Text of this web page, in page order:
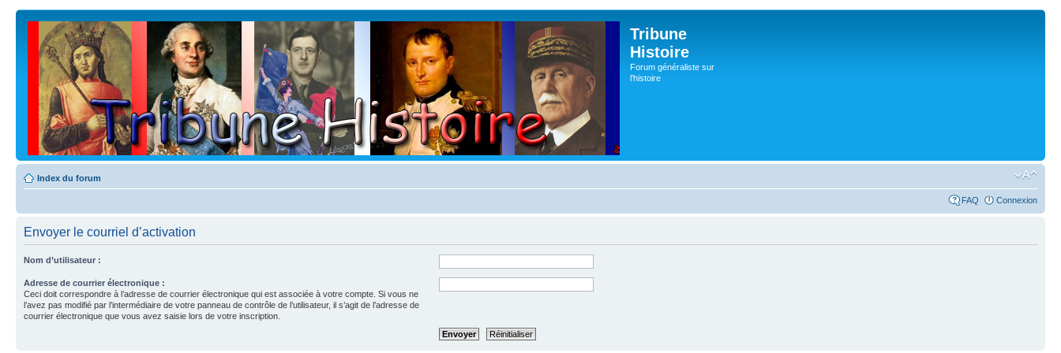
Tribune
Histoire
Forum généraliste sur
l'histoire
Index du forum
FAQ Connexion
Envoyer le courriel d’activation
Nom d’utilisateur :
Adresse de courrier électronique :
Ceci doit correspondre à l’adresse de courrier électronique qui est associée à votre compte. Si vous ne
l’avez pas modifié par l’intermédiaire de votre panneau de contrôle de l’utilisateur, il s’agit de l’adresse de
courrier électronique que vous avez saisie lors de votre inscription.